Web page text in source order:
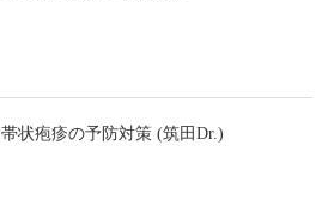
帯状疱疹の予防対策 (筑田Dr.)